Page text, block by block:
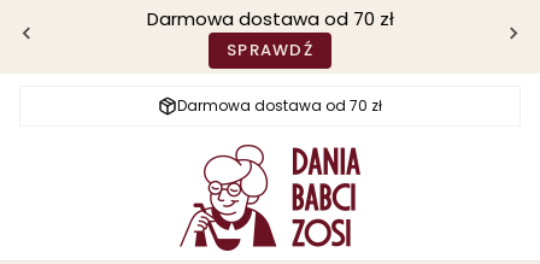
Darmowa dostawa od 70 zł
SPRAWDŹ
Darmowa dostawa od 70 zł